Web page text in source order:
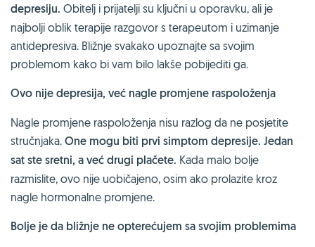
depresiju. Obitelj i prijatelji su ključni u oporavku, ali je
najbolji oblik terapije razgovor s terapeutom i uzimanje
antidepresiva. Bližnje svakako upoznajte sa svojim
problemom kako bi vam bilo lakše pobijediti ga.
Ovo nije depresija, već nagle promjene raspoloženja
Nagle promjene raspoloženja nisu razlog da ne posjetite
stručnjaka. One mogu biti prvi simptom depresije. Jedan
sat ste sretni, a već drugi plačete. Kada malo bolje
razmislite, ovo nije uobičajeno, osim ako prolazite kroz
nagle hormonalne promjene.
Bolje je da bližnje ne opterećujem sa svojim problemima